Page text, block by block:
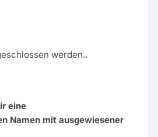
werden..
eine
Namen mit ausgewiesener